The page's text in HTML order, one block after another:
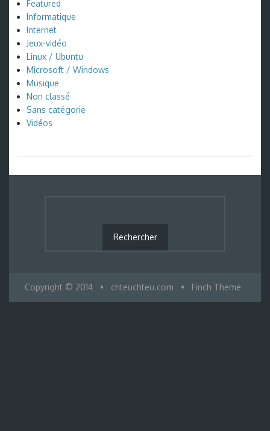
Featured
Informatique
Internet
Jeux-vidéo
Linux / Ubuntu
Microsoft / Windows
Musique
Non classé
Sans catégorie
Vidéos
Copyright © 2014 • chteuchteu.com • Finch Theme